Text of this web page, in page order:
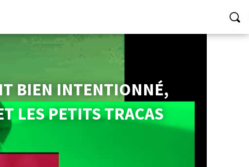
BIEN INTENTIONNÉ,
LES PETITS TRACAS